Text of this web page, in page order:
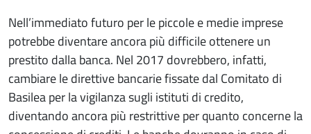
Nell’immediato futuro per le piccole e medie imprese
potrebbe diventare ancora più difficile ottenere un
prestito dalla banca. Nel 2017 dovrebbero, infatti,
cambiare le direttive bancarie fissate dal Comitato di
Basilea per la vigilanza sugli istituti di credito,
diventando ancora più restrittive per quanto concerne la